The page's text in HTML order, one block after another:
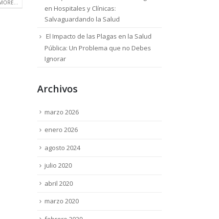
en Hospitales y Clínicas:
Salvaguardando la Salud
El Impacto de las Plagas en la Salud
Pública: Un Problema que no Debes
Ignorar
Archivos
marzo 2026
enero 2026
agosto 2024
julio 2020
abril 2020
marzo 2020